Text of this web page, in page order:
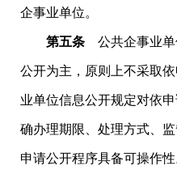
企事业单位。
第五条 公共企事业单
公开为主，原则上不采取
业单位信息公开规定对依
确办理期限、处理方式、
申请公开程序具备可操作性